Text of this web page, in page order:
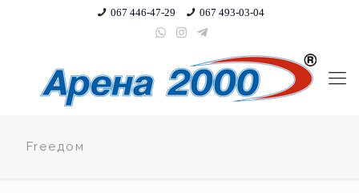
067 446-47-29 067 493-03-04
Freeдом